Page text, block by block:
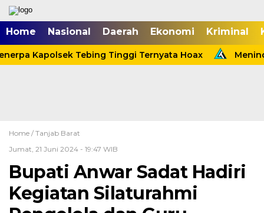
Home Nasional Daerah Ekonomi Kriminal
Kapolsek Tebing Tinggi Ternyata Hoax
Home / Tanjab Barat
Jumat, 21 Juni 2024 - 19:47 WIB
Bupati Anwar Sadat Hadiri
Kegiatan Silaturahmi